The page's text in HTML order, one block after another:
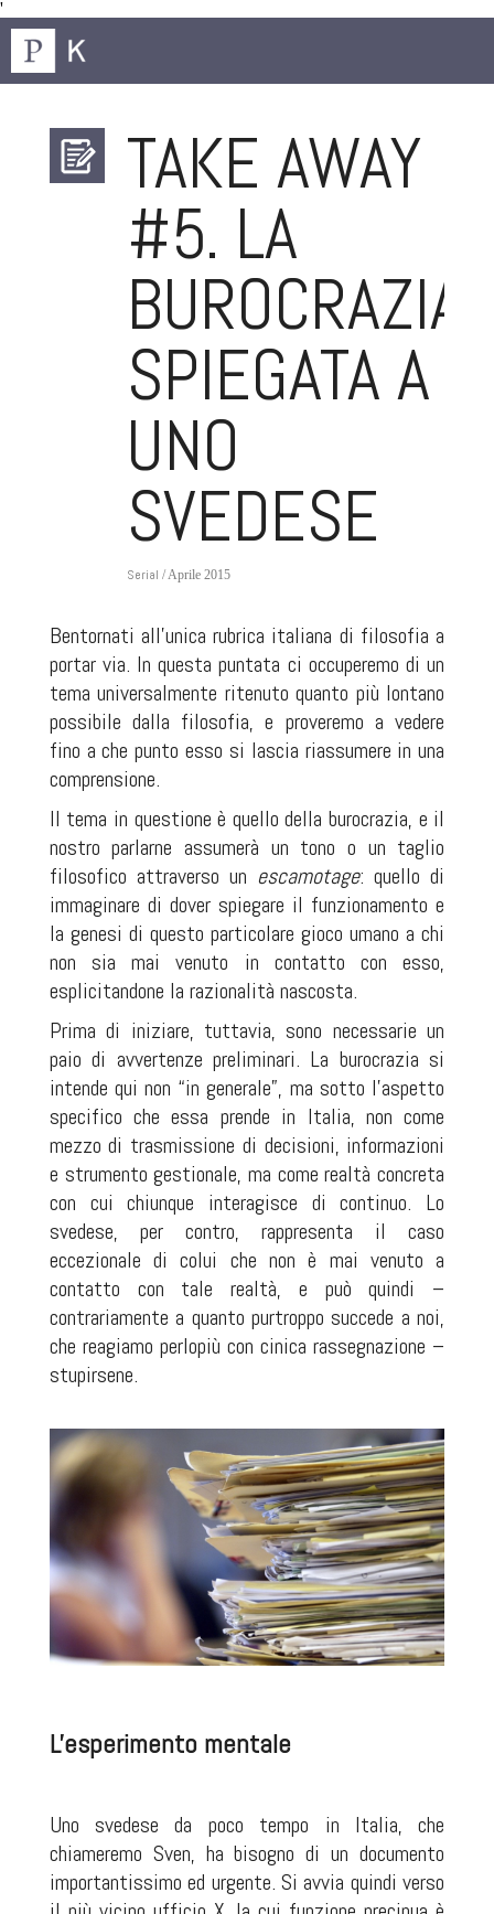
'
TAKE AWAY
#5. LA
BUROCRAZIA
SPIEGATA A
UNO
SVEDESE
Serial / Aprile 2015
Bentornati all'unica rubrica italiana di filosofia a
portar via. In questa puntata ci occuperemo di un
tema universalmente ritenuto quanto più lontano
possibile dalla filosofia, e proveremo a vedere
fino a che punto esso si lascia riassumere in una
comprensione.
Il tema in questione è quello della burocrazia, e il
nostro parlarne assumerà un tono o un taglio
filosofico attraverso un escamotage: quello di
immaginare di dover spiegare il funzionamento e
la genesi di questo particolare gioco umano a chi
non sia mai venuto in contatto con esso,
esplicitandone la razionalità nascosta.
Prima di iniziare, tuttavia, sono necessarie un
paio di avvertenze preliminari. La burocrazia si
intende qui non “in generale”, ma sotto l'aspetto
specifico che essa prende in Italia, non come
mezzo di trasmissione di decisioni, informazioni
e strumento gestionale, ma come realtà concreta
con cui chiunque interagisce di continuo. Lo
svedese, per contro, rappresenta il caso
eccezionale di colui che non è mai venuto a
contatto con tale realtà, e può quindi –
contrariamente a quanto purtroppo succede a noi,
che reagiamo perlopiù con cinica rassegnazione –
stupirsene.
L'esperimento mentale
Uno svedese da poco tempo in Italia, che
chiameremo Sven, ha bisogno di un documento
importantissimo ed urgente. Si avvia quindi verso